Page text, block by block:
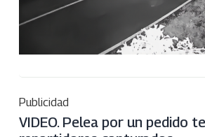
Publicidad
VIDEO. Pelea por un pedido